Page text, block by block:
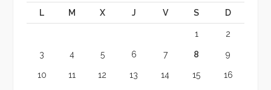
L M X J V S D
1 2
3 4 5 6 7 8 9
10 11 12 13 14 15 16